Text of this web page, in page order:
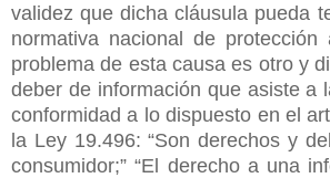
validez que dicha cláusula pueda
normativa nacional de protección
problema de esta causa es otro y
deber de información que asiste a
conformidad a lo dispuesto en el
la Ley 19.496: “Son derechos y
consumidor;” “El derecho a una